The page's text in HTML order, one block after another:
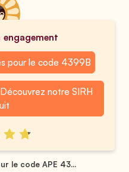
pour le code 4399B
notre SIRH
le code APE 43...